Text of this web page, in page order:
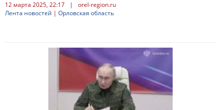
12 марта 2025, 22:17 |
orel-region.ru
Лента новостей | Орловская область